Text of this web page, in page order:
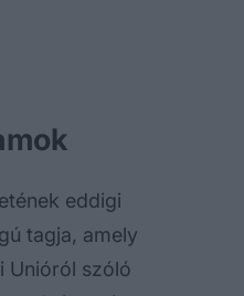
eddigi
tagja, amely
Unióról szóló